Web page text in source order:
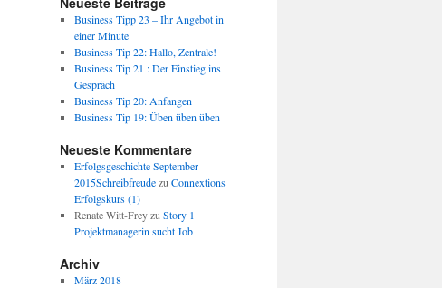
Business Tipp 23 – Ihr Angebot in
einer Minute
Business Tip 22: Hallo, Zentrale!
Business Tip 21 : Der Einstieg ins
Gespräch
Business Tip 20: Anfangen
Business Tip 19: Üben üben üben
Neueste Kommentare
Erfolgsgeschichte September
2015Schreibfreudezu Connextions
Erfolgskurs (1)
Renate Witt-Freyzu Story 1
Projektmanagerin sucht Job
Archiv
März 2018